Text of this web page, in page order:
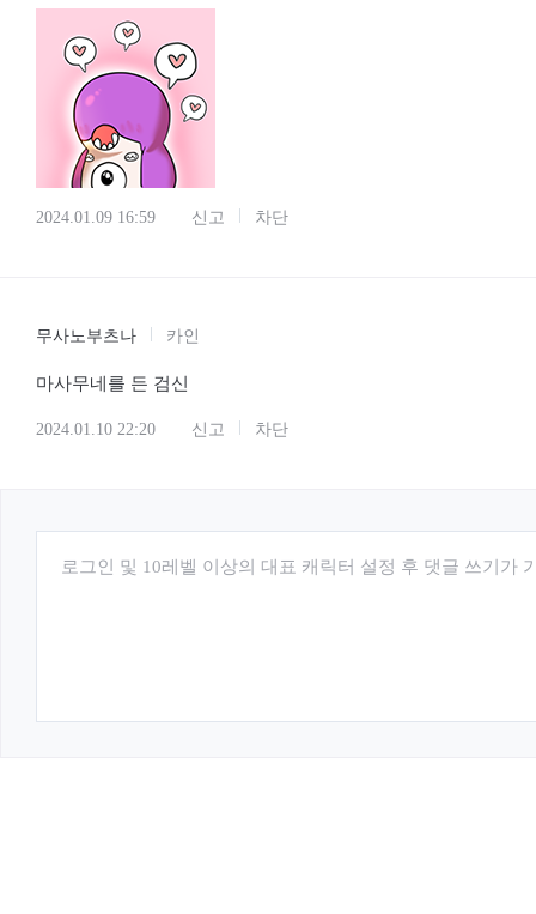
2024.01.09 16:59 신고 차단
무사노부츠나 카인
마사무네를 든 검신
2024.01.10 22:20 신고 차단
로그인 및 10레벨 이상의 대표 캐릭터 설정 후 댓글 쓰기가